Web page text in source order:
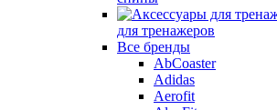
для тренажеров
Все бренды
AbCoaster
Adidas
Aerofit